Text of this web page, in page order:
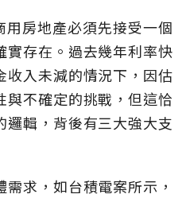
房地產必須先接受一個
實存在。過去幾年利率快
收入未減的情況下，因估
不確定的挑戰，但這恰
輯，背後有三大強大支
求，如台積電案所示，